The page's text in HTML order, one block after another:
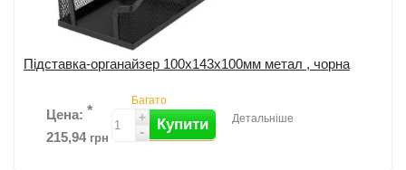
Підставка-органайзер 100x143x100мм метал , чорна
Цена: *
215,94 грн
Багато
+
- Купити Детальніше